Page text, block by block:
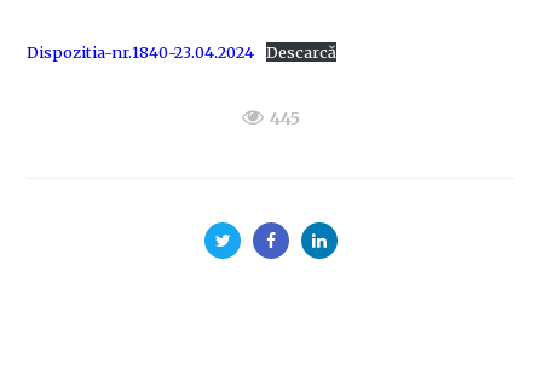
Dispozitia-nr.1840-23.04.2024 Descarcă
445